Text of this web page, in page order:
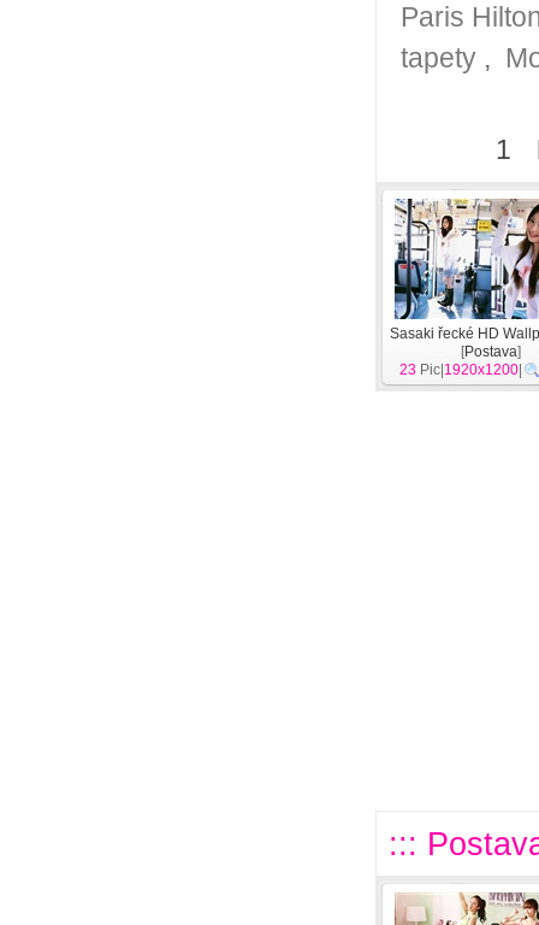
Paris
tapety ,
1
Sasaki řecké HD
[Postava]
23 Pic| 1920x1200
:::